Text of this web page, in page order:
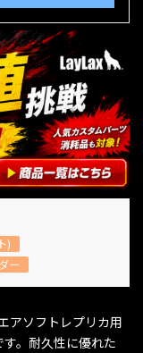
)
ー
アソフトレプリカ用
。耐久性に優れた